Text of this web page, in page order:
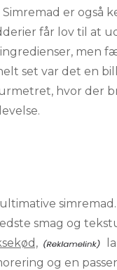
er også
får lov til at
men
set var det en
hvor der
smag og
og en